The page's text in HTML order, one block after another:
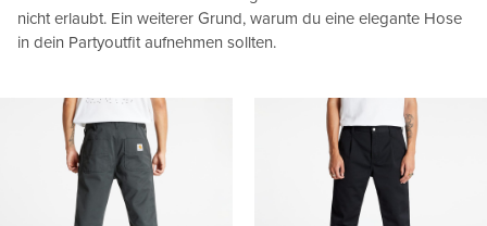
nicht erlaubt. Ein weiterer Grund, warum du eine elegante Hose
in dein Partyoutfit aufnehmen sollten.